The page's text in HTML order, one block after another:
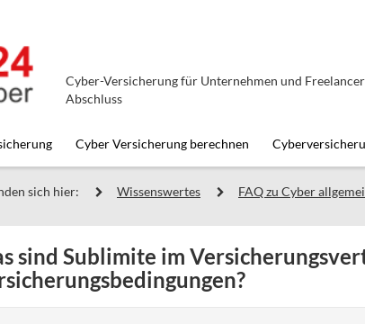
Cyber-Versicherung für Unternehmen und
Abschluss
Cyber Versicherung berechnen
sich hier: Wissenswertes FAQ zu Cyber
sind Sublimite im